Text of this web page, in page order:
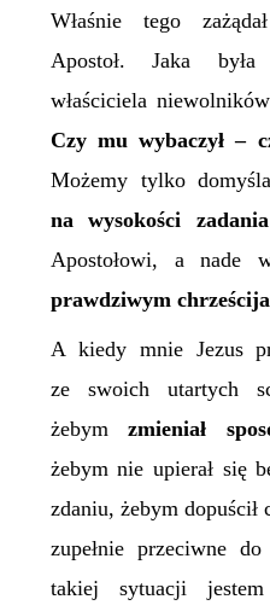
Właśnie tego
Apostoł. Jaka była
właściciela
Czy mu wybaczył –
Możemy tylko
na wysokości zadania
Apostołowi, a nade
prawdziwym
A kiedy mnie Jezus
ze swoich utartych
żebymzmieniał
żebym nie upierał się
zdaniu, żebym dopuścił
zupełnie przeciwne
takiej sytuacji